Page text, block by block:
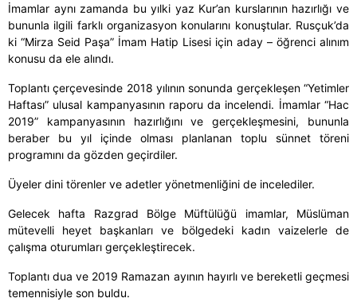
İmamlar aynı zamanda bu yılki yaz Kur’an kurslarının hazırlığı ve
bununla ilgili farklı organizasyon konularını konuştular. Rusçuk’da
ki “Mirza Seid Paşa” İmam Hatip Lisesi için aday – öğrenci alınım
konusu da ele alındı.
Toplantı çerçevesinde 2018 yılının sonunda gerçekleşen “Yetimler
Haftası” ulusal kampanyasının raporu da incelendi. İmamlar “Hac
2019” kampanyasının hazırlığını ve gerçekleşmesini, bununla
beraber bu yıl içinde olması planlanan toplu sünnet töreni
programını da gözden geçirdiler.
Üyeler dini törenler ve adetler yönetmenliğini de incelediler.
Gelecek hafta Razgrad Bölge Müftülüğü imamlar, Müslüman
mütevelli heyet başkanları ve bölgedeki kadın vaizelerle de
çalışma oturumları gerçekleştirecek.
Toplantı dua ve 2019 Ramazan ayının hayırlı ve bereketli geçmesi
temennisiyle son buldu.